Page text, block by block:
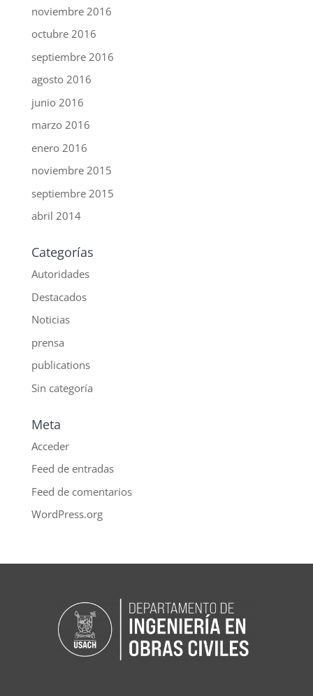
noviembre 2016
octubre 2016
septiembre 2016
agosto 2016
junio 2016
marzo 2016
enero 2016
noviembre 2015
septiembre 2015
abril 2014
Categorías
Autoridades
Destacados
Noticias
prensa
publications
Sin categoría
Meta
Acceder
Feed de entradas
Feed de comentarios
WordPress.org